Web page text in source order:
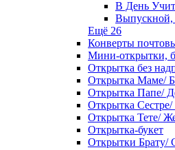
В День
Выпускной,
Ещё 26
Конверты
Мини-открытки,
Открытка без
Открытка Маме/
Открытка Папе/
Открытка
Открытка Тете/
Открытка-букет
Открытки Брату/